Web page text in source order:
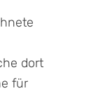
dort
für